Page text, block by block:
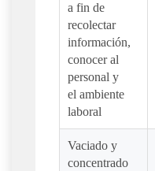
a fin de
recolectar
información,
conocer al
personal y
el ambiente
laboral
Vaciado y
concentrado